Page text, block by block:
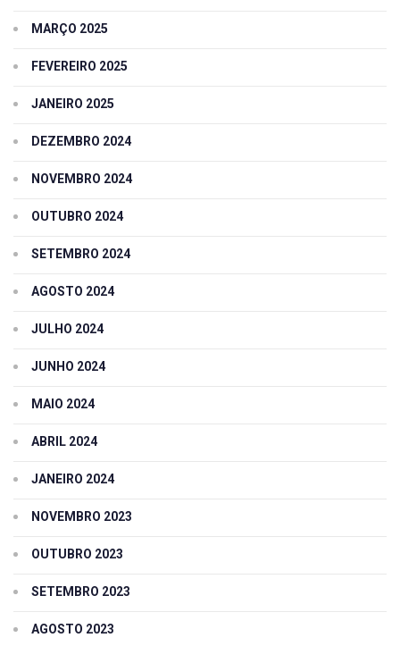
MARÇO 2025
FEVEREIRO 2025
JANEIRO 2025
DEZEMBRO 2024
NOVEMBRO 2024
OUTUBRO 2024
SETEMBRO 2024
AGOSTO 2024
JULHO 2024
JUNHO 2024
MAIO 2024
ABRIL 2024
JANEIRO 2024
NOVEMBRO 2023
OUTUBRO 2023
SETEMBRO 2023
AGOSTO 2023